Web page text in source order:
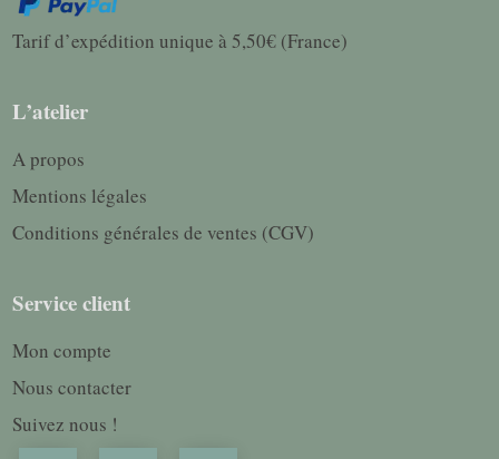
Tarif d’expédition unique à 5,50€ (France)
L’atelier
A propos
Mentions légales
Conditions générales de ventes (CGV)
Service client
Mon compte
Nous contacter
Suivez nous !